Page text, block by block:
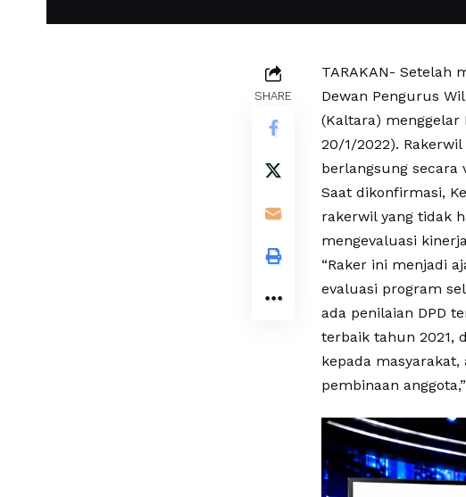
SHARE
TARAKAN- Setelah
Dewan Pengurus
(Kaltara) menggelar
20/1/2022).
berlangsung secara
Saat dikonfirmasi,
rakerwil yang tidak
mengevaluasi
“Raker ini menjadi
evaluasi program
ada penilaian DPD
terbaik tahun 2021,
kepada
pembinaan